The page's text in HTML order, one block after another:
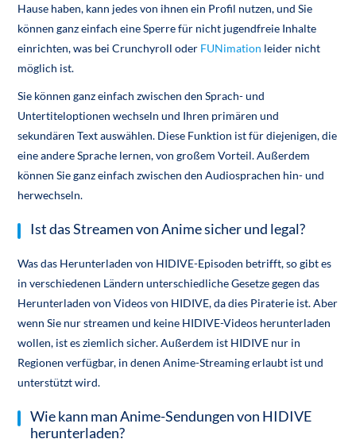
Hause haben, kann jedes von ihnen ein Profil nutzen, und Sie
können ganz einfach eine Sperre für nicht jugendfreie Inhalte
einrichten, was bei Crunchyroll oder FUNimation leider nicht
möglich ist.
Sie können ganz einfach zwischen den Sprach- und
Untertiteloptionen wechseln und Ihren primären und
sekundären Text auswählen. Diese Funktion ist für diejenigen, die
eine andere Sprache lernen, von großem Vorteil. Außerdem
können Sie ganz einfach zwischen den Audiosprachen hin- und
herwechseln.
Ist das Streamen von Anime sicher und legal?
Was das Herunterladen von HIDIVE-Episoden betrifft, so gibt es
in verschiedenen Ländern unterschiedliche Gesetze gegen das
Herunterladen von Videos von HIDIVE, da dies Piraterie ist. Aber
wenn Sie nur streamen und keine HIDIVE-Videos herunterladen
wollen, ist es ziemlich sicher. Außerdem ist HIDIVE nur in
Regionen verfügbar, in denen Anime-Streaming erlaubt ist und
unterstützt wird.
Wie kann man Anime-Sendungen von HIDIVE
herunterladen?